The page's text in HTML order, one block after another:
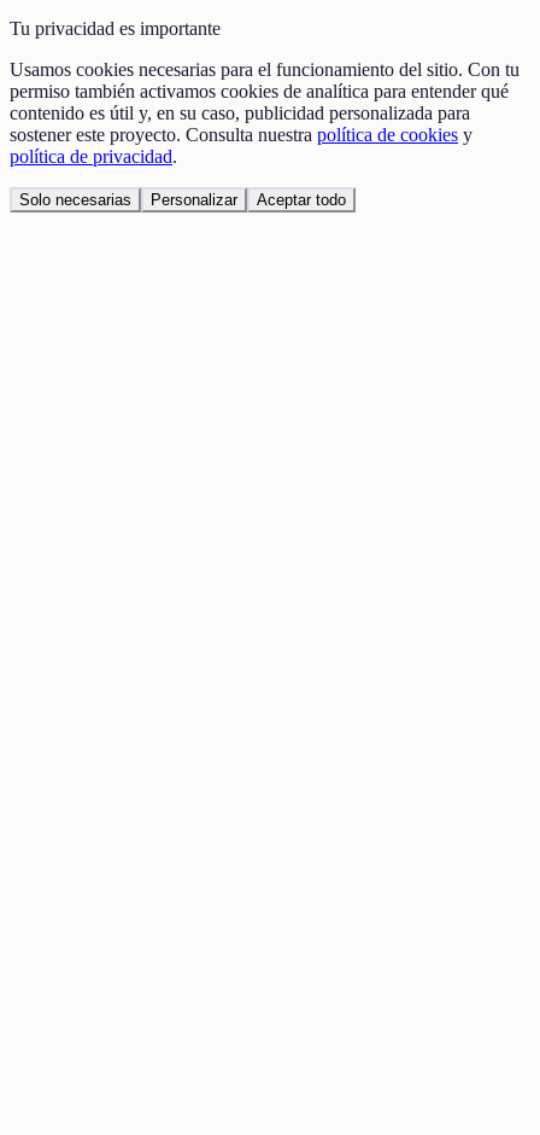
Tu privacidad es importante
Usamos cookies necesarias para el funcionamiento del sitio. Con tu
permiso también activamos cookies de analítica para entender qué
contenido es útil y, en su caso, publicidad personalizada para
sostener este proyecto. Consulta nuestra política de cookies y
política de privacidad.
Solo necesarias Personalizar Aceptar todo